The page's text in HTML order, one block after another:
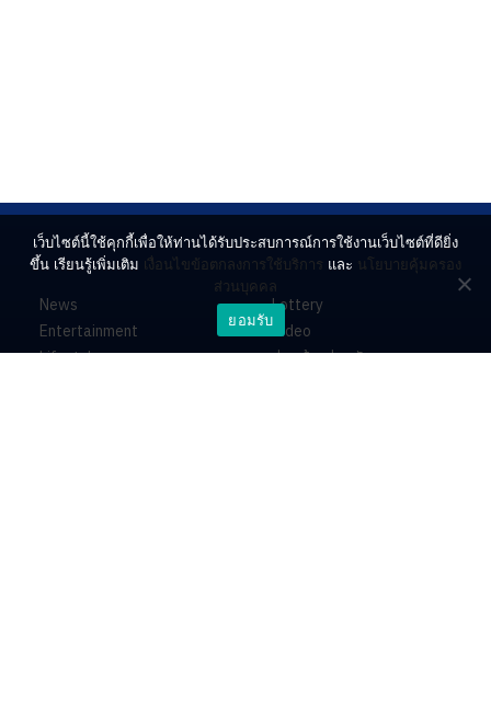
News
Entertainment
Lifestyle
Lottery
Video
ร่วมด้วยช่วยกัน
เว็บไซต์นี้ใช้คุกกี้เพื่อให้ท่านได้รับประสบการณ์การใช้งานเว็บไซต์ที่ดียิ่ง
ขึ้น เรียนรู้เพิ่มเติม เงื่อนไขข้อตกลงการใช้บริการ และ นโยบายคุ้มครอง
ส่วนบุคคล
ยอมรับ